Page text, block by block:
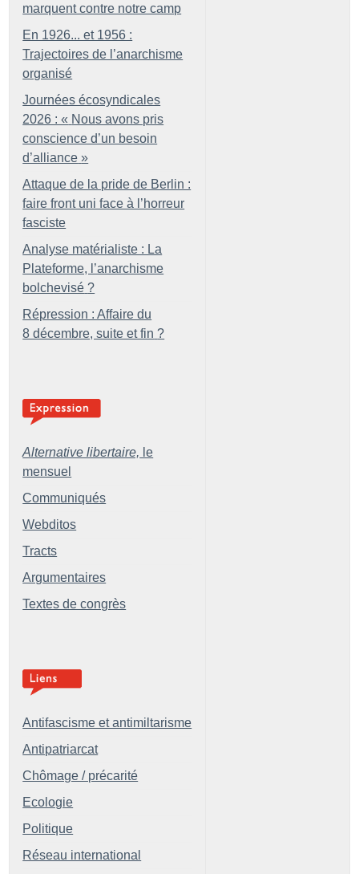
marquent contre notre camp
En 1926... et 1956 :
Trajectoires de l’anarchisme
organisé
Journées écosyndicales
2026 : « Nous avons pris
conscience d’un besoin
d’alliance »
Attaque de la pride de Berlin :
faire front uni face à l’horreur
fasciste
Analyse matérialiste : La
Plateforme, l’anarchisme
bolchevisé ?
Répression : Affaire du
8 décembre, suite et fin ?
Alternative libertaire, le
mensuel
Communiqués
Webditos
Tracts
Argumentaires
Textes de congrès
Antifascisme et antimiltarisme
Antipatriarcat
Chômage / précarité
Ecologie
Politique
Réseau international